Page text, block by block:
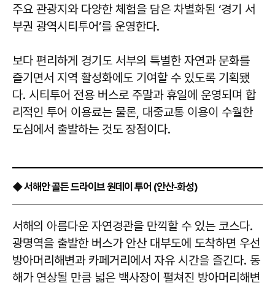
주요 관광지와 다양한 체험을 담은 차별화된 ‘경기 서
부권 광역시티투어’를 운영한다.
보다 편리하게 경기도 서부의 특별한 자연과 문화를
즐기면서 지역 활성화에도 기여할 수 있도록 기획됐
다. 시티투어 전용 버스로 주말과 휴일에 운영되며 합
리적인 투어 이용료는 물론, 대중교통 이용이 수월한
도심에서 출발하는 것도 장점이다.
◆ 서해안 골든 드라이브 원데이 투어 (안산-화성)
서해의 아름다운 자연경관을 만끽할 수 있는 코스다.
광명역을 출발한 버스가 안산 대부도에 도착하면 우선
방아머리해변과 카페거리에서 자유 시간을 즐긴다. 동
해가 연상될 만큼 넓은 백사장이 펼쳐진 방아머리해변